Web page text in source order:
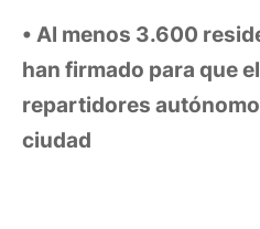
Al menos 3.600
han firmado para que
repartidores
ciudad